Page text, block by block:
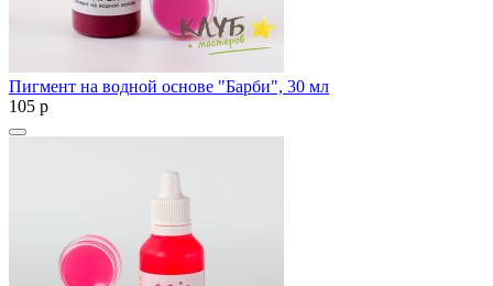
Пигмент на водной основе "Барби", 30 мл
105 p